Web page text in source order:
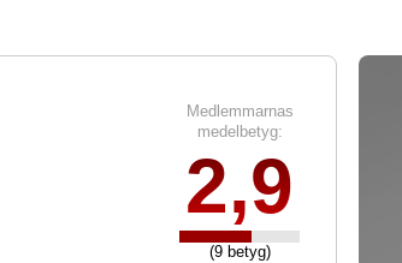
Medlemmarnas
medelbetyg:
2,9
(9 betyg)